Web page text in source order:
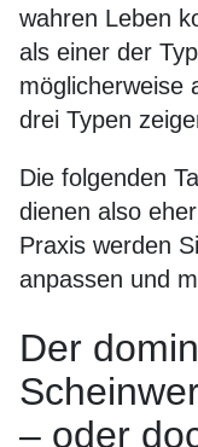
wahren Leben
als einer der
möglicherweise
drei Typen
Die folgenden
dienen also
Praxis werden
anpassen und
Der
– oder